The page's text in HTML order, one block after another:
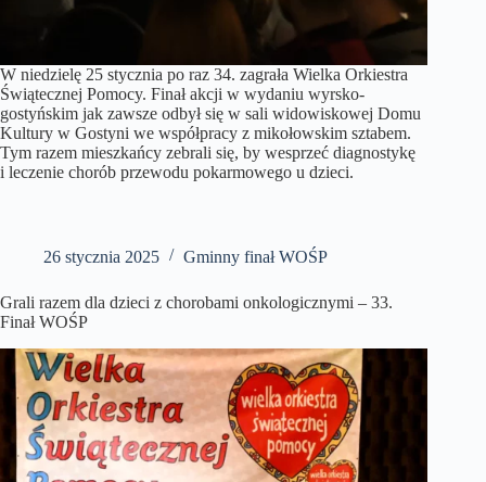
W niedzielę 25 stycznia po raz 34. zagrała Wielka Orkiestra
Świątecznej Pomocy. Finał akcji w wydaniu wyrsko-
gostyńskim jak zawsze odbył się w sali widowiskowej Domu
Kultury w Gostyni we współpracy z mikołowskim sztabem.
Tym razem mieszkańcy zebrali się, by wesprzeć diagnostykę
i leczenie chorób przewodu pokarmowego u dzieci.
26 stycznia 2025 Gminny finał WOŚP
Grali razem dla dzieci z chorobami onkologicznymi – 33.
Finał WOŚP